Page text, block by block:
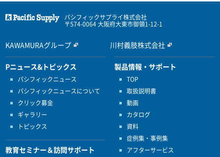
パシフィックサプライ株式会社
〒574-0064 大阪府大東市御領1-12-1
KAWAMURAグループ 川村義肢株式会社
Pニュース&トピックス
パシフィックニュース
パシフィックニュースについて
クリック募金
ギャラリー
トピックス
教育セミナー＆訪問サポート
製品情報・サポート
TOP
取扱説明書
動画
カタログ
資料
症例集・事例集
アフターサービス